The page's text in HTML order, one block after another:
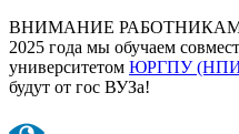
ВНИМАНИЕ РАБОТНИКАМ
2025 года мы обучаем
университетом ЮРГПУ
будут от гос ВУЗа!